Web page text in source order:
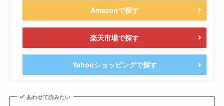
Amazonで探す
楽天市場で探す
Yahooショッピングで探す
あわせて読みたい